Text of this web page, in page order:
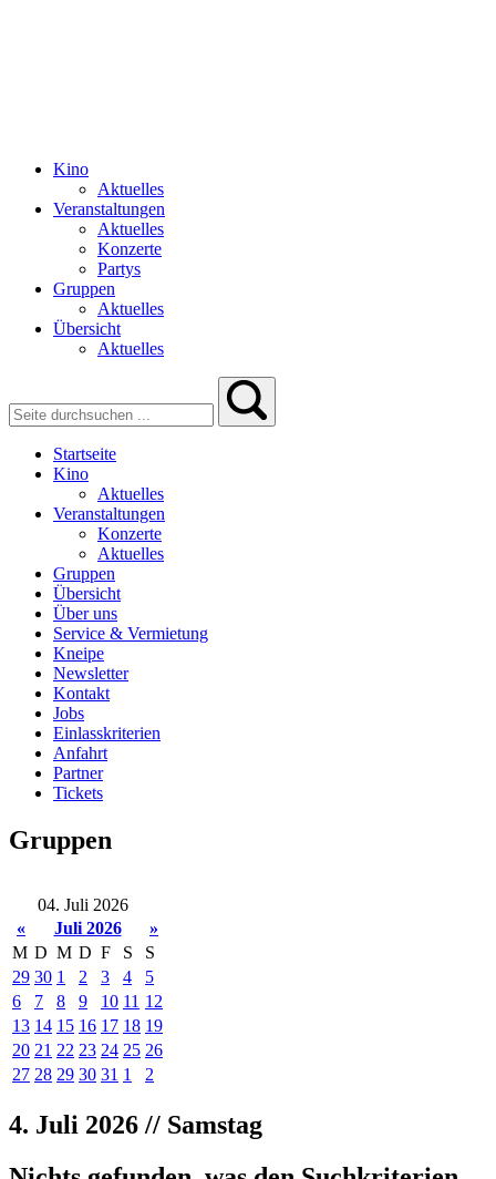
Kino
Aktuelles
Veranstaltungen
Aktuelles
Konzerte
Partys
Gruppen
Aktuelles
Übersicht
Aktuelles
Startseite
Kino
Aktuelles
Veranstaltungen
Konzerte
Aktuelles
Gruppen
Übersicht
Über uns
Service & Vermietung
Kneipe
Newsletter
Kontakt
Jobs
Einlasskriterien
Anfahrt
Partner
Tickets
Gruppen
04. Juli 2026
«
Juli 2026
»
M D M D F S
S
29 30 1 2 3 4
5
6
7 8 9 10 11 12
13 14 15 16 17 18 19
20 21 22 23 24 25 26
27 28 29 30 31 1 2
4. Juli 2026 // Samstag